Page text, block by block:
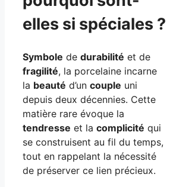
elles si spéciales ?
Symbole de durabilité et de
fragilité, la porcelaine incarne
la beauté d’un couple uni
depuis deux décennies. Cette
matière rare évoque la
tendresse et la complicité qui
se construisent au fil du temps,
tout en rappelant la nécessité
de préserver ce lien précieux.